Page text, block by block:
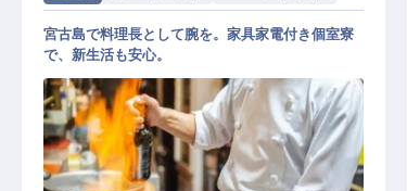
宮古島で料理長として腕を。家具家電付き個室寮
で、新生活も安心。